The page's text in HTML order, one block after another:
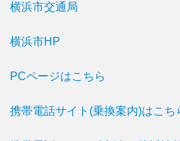
横浜市交通局
横浜市HP
PCページはこちら
携帯電話サイト(乗換案内)はこち